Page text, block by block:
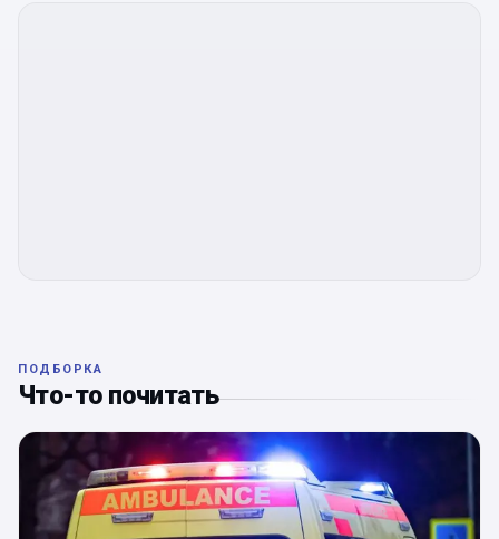
ПОДБОРКА
Что-то почитать